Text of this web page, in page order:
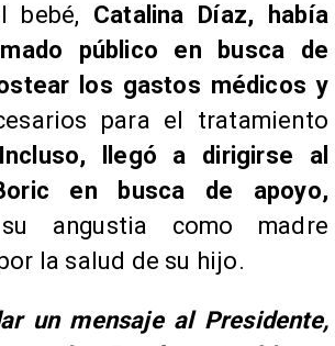
bebé, Catalina Díaz, había
público en busca de
los gastos médicos y
para el tratamiento
llegó a dirigirse al
en busca de apoyo,
su angustia como madre
la salud de su hijo.
un mensaje al Presidente,